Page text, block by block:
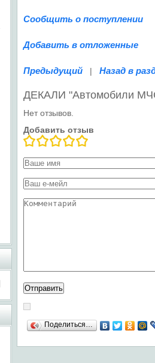
Сообщить о поступлении
Добавить в отложенные
Предыдущий | Назад в
ДЕКАЛИ "Автомобили
Нет отзывов.
Добавить отзыв
Поделиться…